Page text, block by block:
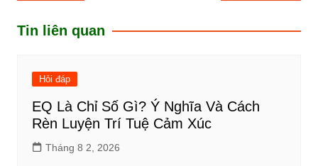
bài
Tin liên quan
Hỏi đáp
EQ Là Chỉ Số Gì? Ý Nghĩa Và Cách
Rèn Luyện Trí Tuệ Cảm Xúc
Tháng 8 2, 2026